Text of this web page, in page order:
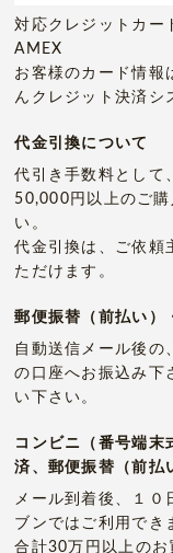
対応クレジットカ
AMEX
お客様のカード情報
んクレジット決済シ
代金引換について
代引き手数料として
50,000円以上のご購
い。
代金引換は、ご依頼
ただけます。
郵便振替（前払い）
自動送信メール後の
の口座へお振込み下
い下さい。
コンビニ（番号端末
済、郵便振替（前払
メール到着後、１
ブンではご利用でき
合計30万円以上のお